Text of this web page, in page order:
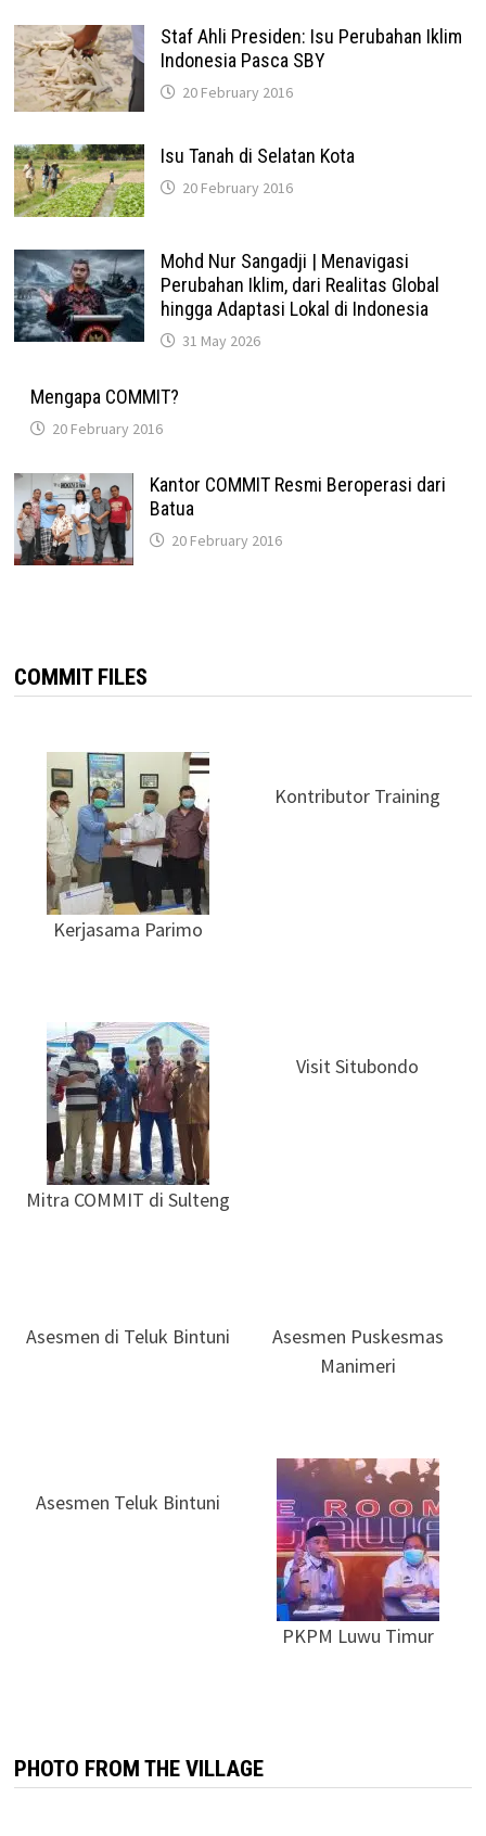
Staf Ahli Presiden: Isu Perubahan Iklim
Indonesia Pasca SBY
20 February 2016
Isu Tanah di Selatan Kota
20 February 2016
Mohd Nur Sangadji | Menavigasi
Perubahan Iklim, dari Realitas Global
hingga Adaptasi Lokal di Indonesia
31 May 2026
Mengapa COMMIT?
20 February 2016
Kantor COMMIT Resmi Beroperasi dari
Batua
20 February 2016
COMMIT FILES
Kerjasama Parimo
Kontributor Training
Mitra COMMIT di Sulteng
Visit Situbondo
Asesmen di Teluk Bintuni
Asesmen Puskesmas
Manimeri
Asesmen Teluk Bintuni
PKPM Luwu Timur
PHOTO FROM THE VILLAGE